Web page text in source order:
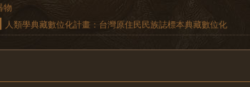
物
人類學典藏數位化計畫：台灣原住民民族誌標本典藏數位化